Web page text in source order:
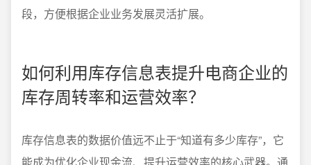
段，方便根据企业业务发展灵活扩展。
如何利用库存信息表提升电商企业的
库存周转率和运营效率？
库存信息表的数据价值远不止于“知道有多少库存”，它